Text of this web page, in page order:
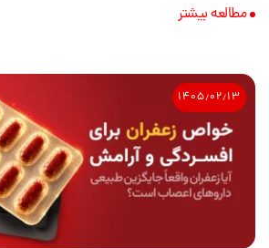
مطالعه بیشتر
۱۴۰۵٫۰۲٫۱۳